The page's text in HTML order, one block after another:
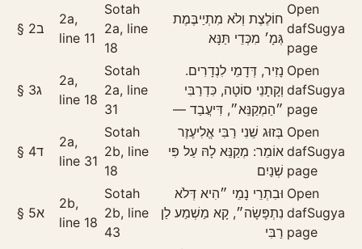
§ 2ב
2a,
line 11
Sotah
2a, line
18
חוֹלֶצֶת וְלֹא מִתְיַיבֶּמֶת
גְּמָ׳ מִכְּדֵי תַּנָּא
Open
dafSugya
page
§ 3ג
2a,
line 18
Sotah
2a, line
31
נָזִיר, דְּדָמֵי לִנְדָרִים.
וְקָתָנֵי סוֹטָה, כִּדְרַבִּי
״הַמְקַנֵּא״, דִּיעֲבַד —
Open
dafSugya
page
§ 4ד
2a,
line 31
Sotah
2b, line
18
בְּזוּג שֵׁנִי רַבִּי אֱלִיעֶזֶר
אוֹמֵר: מְקַנֵּא לָהּ עַל פִּי
שְׁנַיִם
Open
dafSugya
page
§ 5א
2b,
line 18
Sotah
2b, line
43
וּבִתְרֵי נָמֵי ״הִיא דְּלֹא
נִתְפָּשָׂה״, קָא מַשְׁמַע לַן
רַבִּי
Open
dafSugya
page